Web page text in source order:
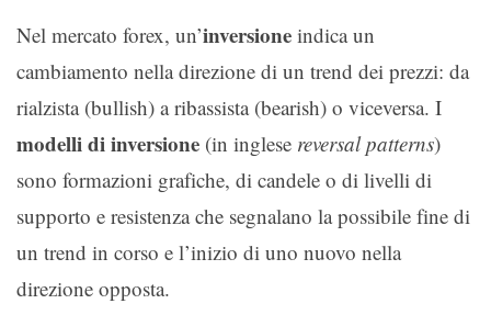
Nel mercato forex, un’inversione indica un
cambiamento nella direzione di un trend dei prezzi: da
rialzista (bullish) a ribassista (bearish) o viceversa. I
modelli di inversione (in inglese reversal patterns)
sono formazioni grafiche, di candele o di livelli di
supporto e resistenza che segnalano la possibile fine di
un trend in corso e l’inizio di uno nuovo nella
direzione opposta.